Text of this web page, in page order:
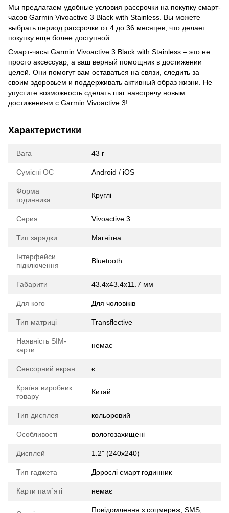
Мы предлагаем удобные условия рассрочки на покупку смарт-
часов Garmin Vivoactive 3 Black with Stainless. Вы можете
выбрать период рассрочки от 4 до 36 месяцев, что делает
покупку еще более доступной.
Смарт-часы Garmin Vivoactive 3 Black with Stainless – это не
просто аксессуар, а ваш верный помощник в достижении
целей. Они помогут вам оставаться на связи, следить за
своим здоровьем и поддерживать активный образ жизни. Не
упустите возможность сделать шаг навстречу новым
достижениям с Garmin Vivoactive 3!
Характеристики
Вага 43 г
Сумісні ОС Android / iOS
Форма
годинника
Круглі
Серия Vivoactive 3
Тип зарядки Магнітна
Інтерфейси
підключення
Bluetooth
Габарити 43.4x43.4x11.7 мм
Для кого Для чоловіків
Тип матриці Transflective
Наявність SIM-
карти
немає
Сенсорний екран є
Країна виробник
товару
Китай
Тип дисплея кольоровий
Особливості вологозахищені
Дисплей 1.2" (240x240)
Тип гаджета Дорослі смарт годинник
Карти пам`яті немає
Повідомлення з соцмереж, SMS,